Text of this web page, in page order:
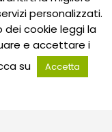
. All Rights Reserved.
personalizzati.
dei cookie leggi la
e accettare i
su
Accetta